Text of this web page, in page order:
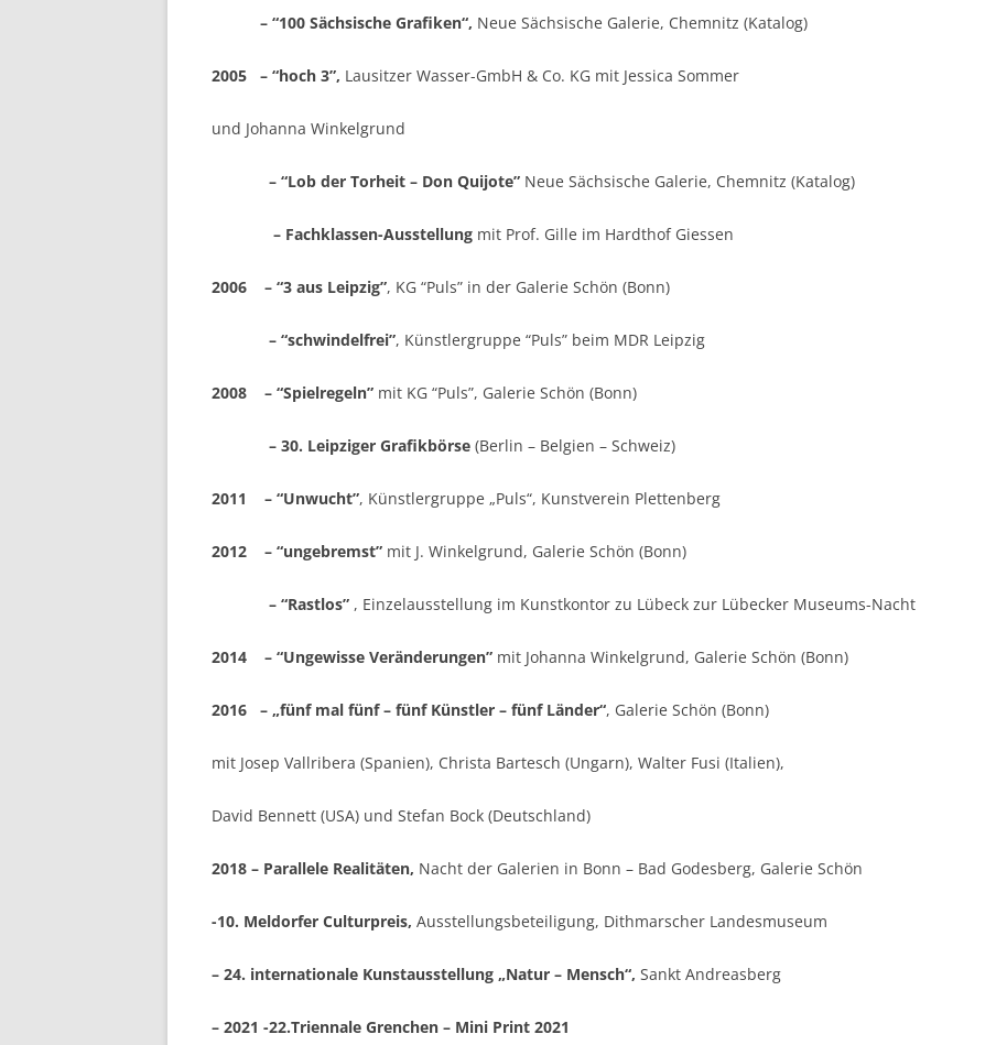
– “100 Sächsische Grafiken“, Neue Sächsische Galerie, Chemnitz (Katalog)
2005 – “hoch 3”, Lausitzer Wasser-GmbH & Co. KG mit Jessica Sommer
und Johanna Winkelgrund
– “Lob der Torheit – Don Quijote” Neue Sächsische Galerie, Chemnitz (Katalog)
– Fachklassen-Ausstellung mit Prof. Gille im Hardthof Giessen
2006 – “3 aus Leipzig”, KG “Puls” in der Galerie Schön (Bonn)
– “schwindelfrei”, Künstlergruppe “Puls” beim MDR Leipzig
2008 – “Spielregeln” mit KG “Puls”, Galerie Schön (Bonn)
– 30. Leipziger Grafikbörse (Berlin – Belgien – Schweiz)
2011 – “Unwucht”, Künstlergruppe „Puls“, Kunstverein Plettenberg
2012 – “ungebremst” mit J. Winkelgrund, Galerie Schön (Bonn)
– “Rastlos” , Einzelausstellung im Kunstkontor zu Lübeck zur Lübecker Museums-Nacht
2014 – “Ungewisse Veränderungen” mit Johanna Winkelgrund, Galerie Schön (Bonn)
2016 – „fünf mal fünf – fünf Künstler – fünf Länder“, Galerie Schön (Bonn)
mit Josep Vallribera (Spanien), Christa Bartesch (Ungarn), Walter Fusi (Italien),
David Bennett (USA) und Stefan Bock (Deutschland)
2018 – Parallele Realitäten, Nacht der Galerien in Bonn – Bad Godesberg, Galerie Schön
-10. Meldorfer Culturpreis, Ausstellungsbeteiligung, Dithmarscher Landesmuseum
– 24. internationale Kunstausstellung „Natur – Mensch“, Sankt Andreasberg
– 2021 -22.Triennale Grenchen – Mini Print 2021